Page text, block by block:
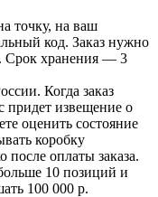
точку, на ваш
код. Заказ нужно
Срок хранения — 3
Когда заказ
придет извещение о
оценить состояние
коробку
после оплаты заказа.
10 позиций и
100 000 р.